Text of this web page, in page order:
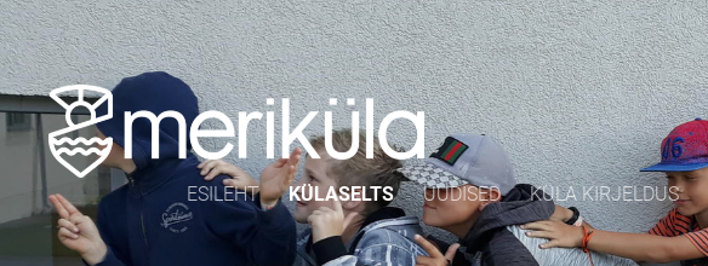
ESILEHT KÜLASELTS UUDISED KÜLA KIRJELDUS